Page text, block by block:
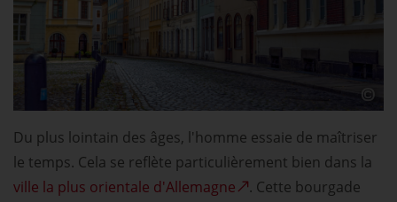
Du plus lointain des âges, l'homme essaie de maîtriser
le temps. Cela se reflète particulièrement bien dans la
ville la plus orientale d'Allemagne
. Cette bourgade